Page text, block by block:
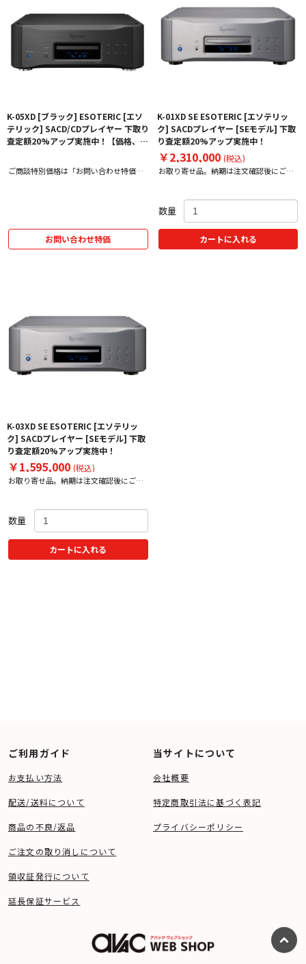
K-05XD [ブラック] ESOTERIC [エソ
テリック] SACD/CDプレイヤー 下取り
査定額20%アップ実施中！【価格、納
ご商談特別価格は「お問い合わせ特価」
お問い合わせ特価
K-01XD SE ESOTERIC [エソテリッ
ク] SACDプレイヤー [SEモデル] 下取
り査定額20%アップ実施中！
￥2,310,000 (税込)
お取り寄せ品。納期は注文確認後にご案
数量
カートに入れる
K-03XD SE ESOTERIC [エソテリッ
ク] SACDプレイヤー [SEモデル] 下取
り査定額20%アップ実施中！
￥1,595,000 (税込)
お取り寄せ品。納期は注文確認後にご案
数量
カートに入れる
ご利用ガイド
お支払い方法
配送/送料について
商品の不良/返品
ご注文の取り消しについて
領収証発行について
延長保証サービス
当サイトについて
会社概要
特定商取引法に基づく表記
プライバシーポリシー